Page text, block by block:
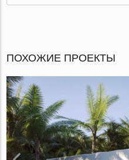
ПОХОЖИЕ ПРОЕКТЫ